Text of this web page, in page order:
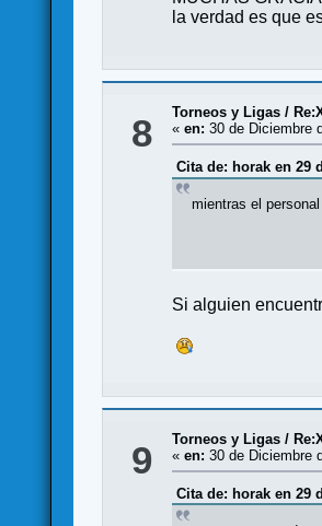
la verdad es que
8 Torneos y Ligas /
«en: 30 de Diciembre
Cita de: horak en 29
mientras el
Si alguien
9 Torneos y Ligas /
«en: 30 de Diciembre
Cita de: horak en 29